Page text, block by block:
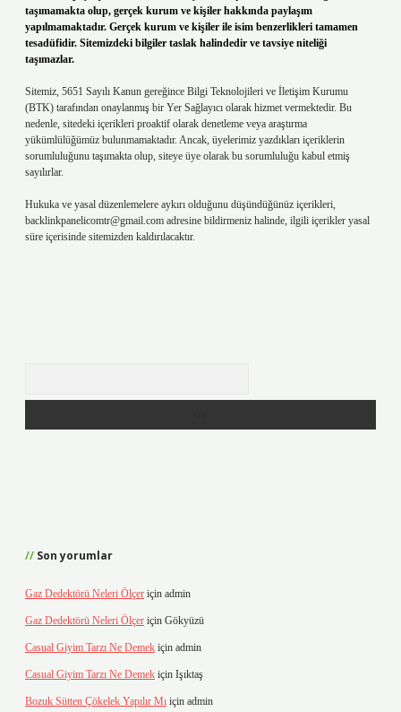
taşımamakta olup, gerçek kurum ve kişiler hakkında paylaşım
yapılmamaktadır. Gerçek kurum ve kişiler ile isim benzerlikleri tamamen
tesadüfidir. Sitemizdeki bilgiler taslak halindedir ve tavsiye niteliği
taşımazlar.
Sitemiz, 5651 Sayılı Kanun gereğince Bilgi Teknolojileri ve İletişim Kurumu
(BTK) tarafından onaylanmış bir Yer Sağlayıcı olarak hizmet vermektedir. Bu
nedenle, sitedeki içerikleri proaktif olarak denetleme veya araştırma
yükümlülüğümüz bulunmamaktadır. Ancak, üyelerimiz yazdıkları içeriklerin
sorumluluğunu taşımakta olup, siteye üye olarak bu sorumluluğu kabul etmiş
sayılırlar.
Hukuka ve yasal düzenlemelere aykırı olduğunu düşündüğünüz içerikleri,
backlinkpanelicomtr@gmail.com adresine bildirmeniz halinde, ilgili içerikler yasal
süre içerisinde sitemizden kaldırılacaktır.
Son yorumlar
Gaz Dedektörü Neleri Ölçer için admin
Gaz Dedektörü Neleri Ölçer için Gökyüzü
Casual Giyim Tarzı Ne Demek için admin
Casual Giyim Tarzı Ne Demek için Işıktaş
Bozuk Sütten Çökelek Yapılır Mı için admin